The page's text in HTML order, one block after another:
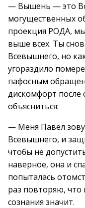
— Вышень — это
могущественных
проекция РОДА,
выше всех. Ты
Всевышнего, но
угораздило
пафосным
дискомфорт после
объясниться:
— Меня Павел
Всевышнего, и
чтобы не
наверное, она и
попыталась
раз повторяю, что
сознания значит.